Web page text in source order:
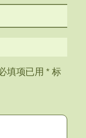
填项已用*标